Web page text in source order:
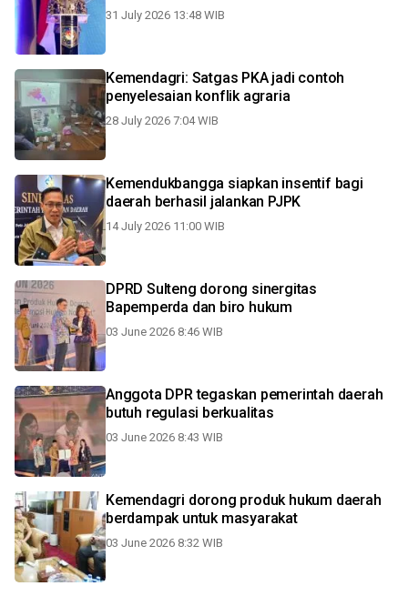
31 July 2026 13:48 WIB
Kemendagri: Satgas PKA jadi contoh
penyelesaian konflik agraria
28 July 2026 7:04 WIB
Kemendukbangga siapkan insentif bagi
daerah berhasil jalankan PJPK
14 July 2026 11:00 WIB
DPRD Sulteng dorong sinergitas
Bapemperda dan biro hukum
03 June 2026 8:46 WIB
Anggota DPR tegaskan pemerintah daerah
butuh regulasi berkualitas
03 June 2026 8:43 WIB
Kemendagri dorong produk hukum daerah
berdampak untuk masyarakat
03 June 2026 8:32 WIB